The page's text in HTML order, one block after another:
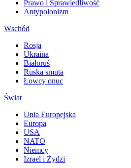
Prawo i Sprawiedliwość
Antypolonizm
Wschód
Rosja
Ukraina
Białoruś
Ruska smuta
Łowcy onuc
Świat
Unia Europejska
Europa
USA
NATO
Niemcy
Izrael i Żydzi